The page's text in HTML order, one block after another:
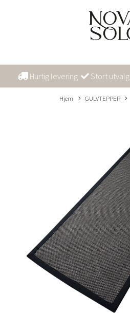
Hurtig levering Stort utvalg
Hjem GULVTEPPER